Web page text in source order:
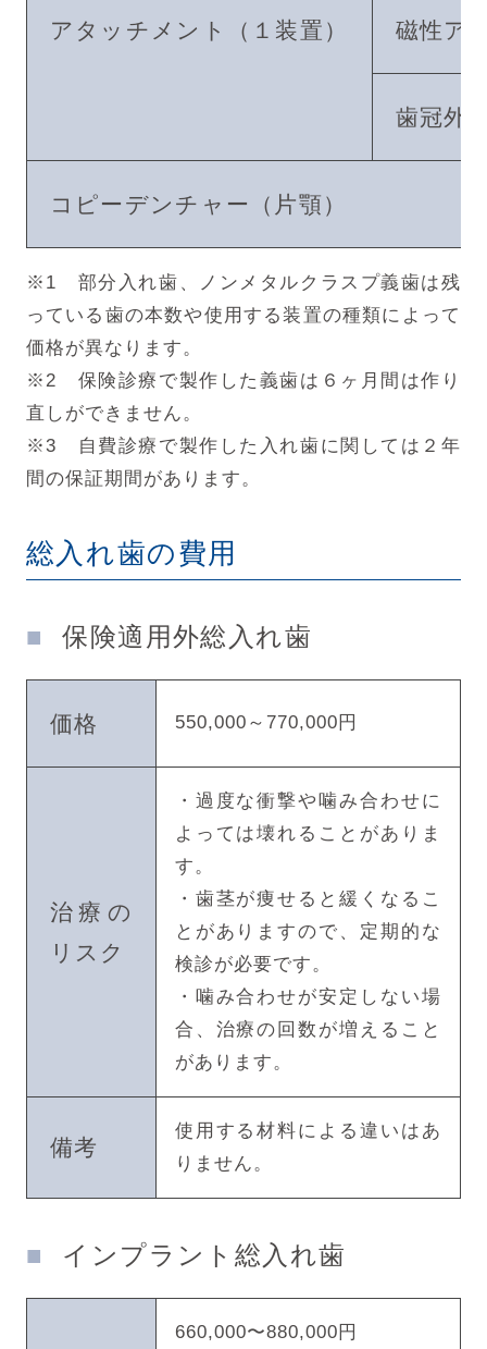
アタッチメント（１装置） 磁性ア
歯冠外
コピーデンチャー（片顎）
※1 部分入れ歯、ノンメタルクラスプ義歯は残
っている歯の本数や使用する装置の種類によって
価格が異なります。
※2 保険診療で製作した義歯は６ヶ月間は作り
直しができません。
※3 自費診療で製作した入れ歯に関しては２年
間の保証期間があります。
総入れ歯の費用
保険適用外総入れ歯
価格 550,000～770,000円
治療の
リスク
・過度な衝撃や噛み合わせに
よっては壊れることがありま
す。
・歯茎が痩せると緩くなるこ
とがありますので、定期的な
検診が必要です。
・噛み合わせが安定しない場
合、治療の回数が増えること
があります。
備考
使用する材料による違いはあ
りません。
インプラント総入れ歯
660,000〜880,000円